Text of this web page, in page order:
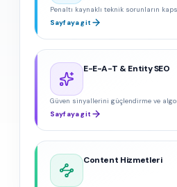
Penaltı kaynaklı teknik sorunların
Sayfaya git
E-E-A-T & Entity SEO
Güven sinyallerini güçlendirme ve
Sayfaya git
Content Hizmetleri